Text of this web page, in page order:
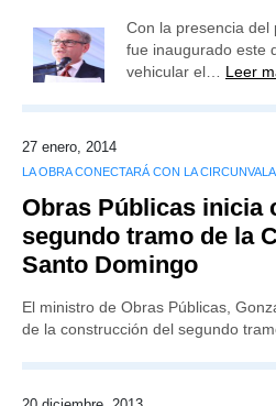
Con la presencia del
fue inaugurado este
vehicular el… Leer
27 enero, 2014
LA OBRA CONECTARÁ CON LA
Obras Públicas inicia
segundo tramo de la
Santo Domingo
El ministro de Obras Públicas,
de la construcción del segundo